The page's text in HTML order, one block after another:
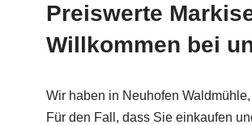
Preiswerte
Willkommen bei
Wir haben in Neuhofen
Für den Fall, dass Sie einkaufen